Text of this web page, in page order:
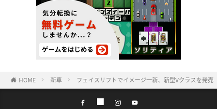
HOME 新車 フェイスリフトでイメージ一新、新型Vクラスを発売